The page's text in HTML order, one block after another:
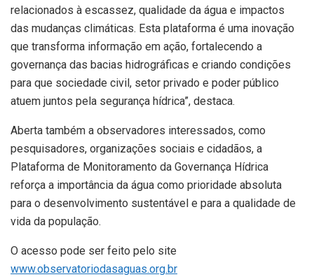
relacionados à escassez, qualidade da água e impactos
das mudanças climáticas. Esta plataforma é uma inovação
que transforma informação em ação, fortalecendo a
governança das bacias hidrográficas e criando condições
para que sociedade civil, setor privado e poder público
atuem juntos pela segurança hídrica”, destaca.
Aberta também a observadores interessados, como
pesquisadores, organizações sociais e cidadãos, a
Plataforma de Monitoramento da Governança Hídrica
reforça a importância da água como prioridade absoluta
para o desenvolvimento sustentável e para a qualidade de
vida da população.
O acesso pode ser feito pelo site
www.observatoriodasaguas.org.br